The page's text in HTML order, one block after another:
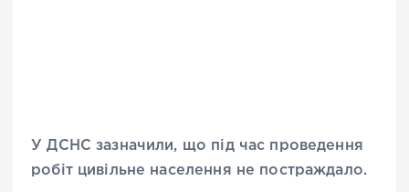
У ДСНС зазначили, що під час проведення
робіт цивільне населення не постраждало.